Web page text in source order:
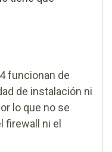
funcionan de
de instalación ni
lo que no se
firewall ni el